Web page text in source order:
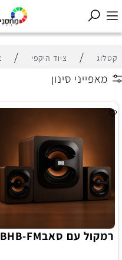
קטלוג / ציוד היקפי /
מאפייני סינון
רמקול עם סאבBHB-FM-